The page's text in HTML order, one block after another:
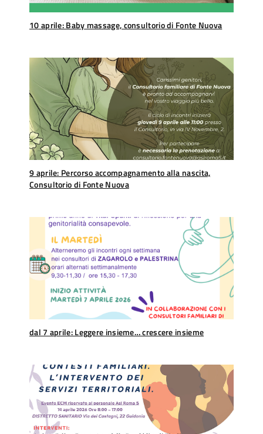
10 aprile: Baby massage, consultorio di Fonte Nuova
9 aprile: Percorso accompagnamento alla nascita,
Consultorio di Fonte Nuova
dal 7 aprile: Leggere insieme… crescere insieme